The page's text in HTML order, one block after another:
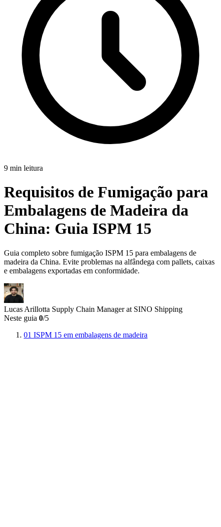
9 min leitura
Requisitos de Fumigação para
Embalagens de Madeira da
China: Guia ISPM 15
Guia completo sobre fumigação ISPM 15 para embalagens de
madeira da China. Evite problemas na alfândega com pallets, caixas
e embalagens exportadas em conformidade.
Lucas Arillotta Supply Chain Manager at SINO Shipping
Neste guia 0/5
01 ISPM 15 em embalagens de madeira